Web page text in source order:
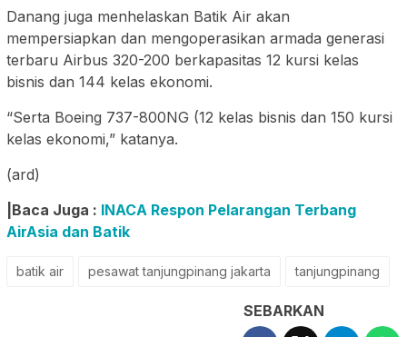
Danang juga menhelaskan Batik Air akan
mempersiapkan dan mengoperasikan armada generasi
terbaru Airbus 320-200 berkapasitas 12 kursi kelas
bisnis dan 144 kelas ekonomi.
“Serta Boeing 737-800NG (12 kelas bisnis dan 150 kursi
kelas ekonomi,” katanya.
(ard)
|Baca Juga : INACA Respon Pelarangan Terbang
AirAsia dan Batik
batik air pesawat tanjungpinang jakarta tanjungpinang
SEBARKAN